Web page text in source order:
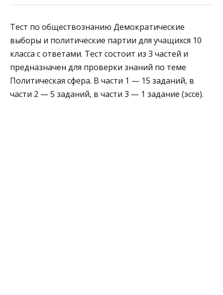
Тест по обществознанию Демократические
выборы и политические партии для учащихся 10
класса с ответами. Тест состоит из 3 частей и
предназначен для проверки знаний по теме
Политическая сфера. В части 1 — 15 заданий, в
части 2 — 5 заданий, в части 3 — 1 задание (эссе).